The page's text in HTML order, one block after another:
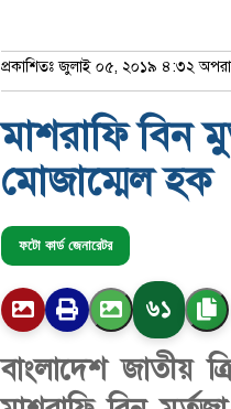
প্রকাশিতঃ জুলাই ০৫, ২০১৯ ৪:৩২
মাশরাফি বিন
মোজাম্মেল হক
ফটো কার্ড জেনারেটর
৬১
বাংলাদেশ জাতীয়